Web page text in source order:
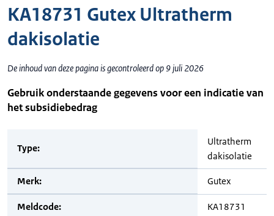
KA18731 Gutex Ultratherm
dakisolatie
De inhoud van deze pagina is gecontroleerd op 9 juli 2026
Gebruik onderstaande gegevens voor een indicatie van
het subsidiebedrag
Type:
Ultratherm
dakisolatie
Merk: Gutex
Meldcode: KA18731